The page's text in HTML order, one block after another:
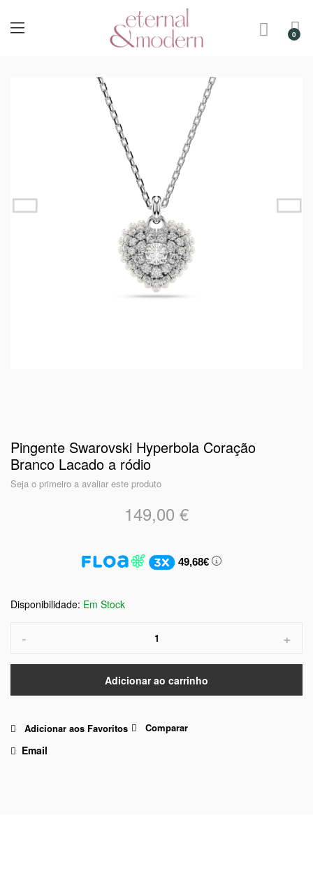
Pingente Swarovski Hyperbola Coração
Branco Lacado a ródio
Seja o primeiro a avaliar este produto
149,00 €
49,68€
Em Stock
- +
Adicionar ao carrinho
Adicionar aos Favoritos Comparar
Email